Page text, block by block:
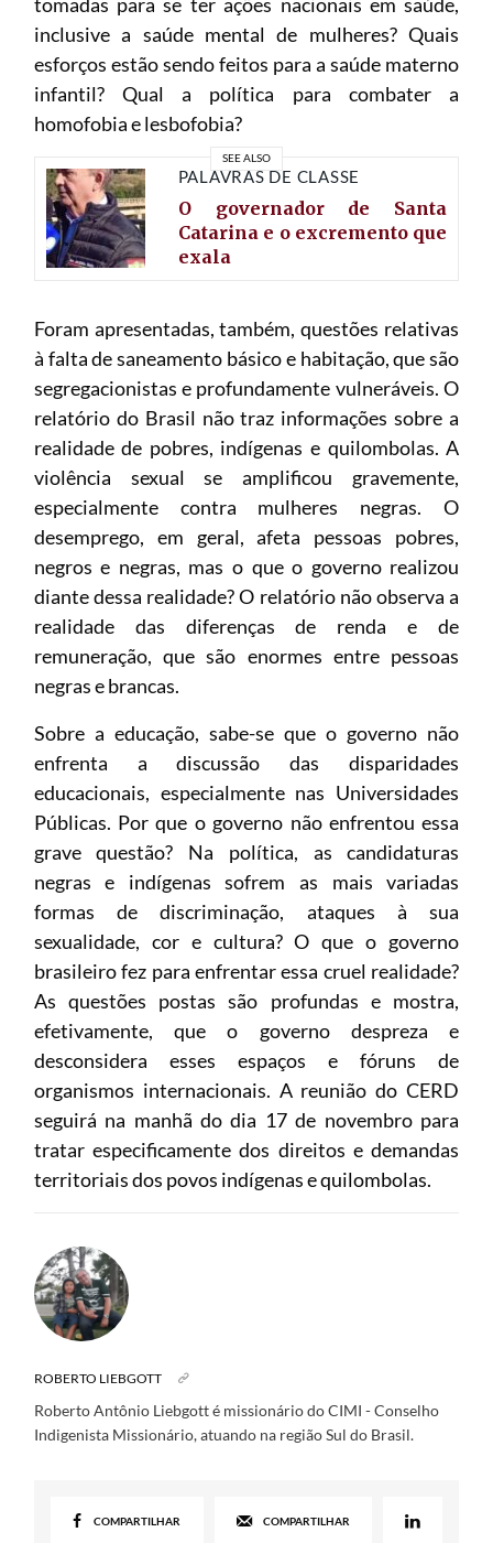
inclusive a saúde mental de mulheres? Quais
esforços estão sendo feitos para a saúde materno
infantil? Qual a política para combater a
homofobia e lesbofobia?
SEE ALSO
PALAVRAS DE CLASSE
O governador de Santa
Catarina e o excremento que
exala
Foram apresentadas, também, questões relativas
à falta de saneamento básico e habitação, que são
segregacionistas e profundamente vulneráveis. O
relatório do Brasil não traz informações sobre a
realidade de pobres, indígenas e quilombolas. A
violência sexual se amplificou gravemente,
especialmente contra mulheres negras. O
desemprego, em geral, afeta pessoas pobres,
negros e negras, mas o que o governo realizou
diante dessa realidade? O relatório não observa a
realidade das diferenças de renda e de
remuneração, que são enormes entre pessoas
negras e brancas.
Sobre a educação, sabe-se que o governo não
enfrenta a discussão das disparidades
educacionais, especialmente nas Universidades
Públicas. Por que o governo não enfrentou essa
grave questão? Na política, as candidaturas
negras e indígenas sofrem as mais variadas
formas de discriminação, ataques à sua
sexualidade, cor e cultura? O que o governo
brasileiro fez para enfrentar essa cruel realidade?
As questões postas são profundas e mostra,
efetivamente, que o governo despreza e
desconsidera esses espaços e fóruns de
organismos internacionais. A reunião do CERD
seguirá na manhã do dia 17 de novembro para
tratar especificamente dos direitos e demandas
territoriais dos povos indígenas e quilombolas.
ROBERTO LIEBGOTT
Roberto Antônio Liebgott é missionário do CIMI - Conselho
Indigenista Missionário, atuando na região Sul do Brasil.
COMPARTILHAR COMPARTILHAR